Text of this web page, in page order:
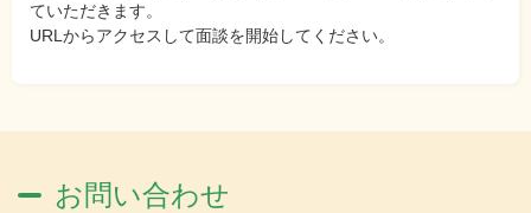
ていただきます。
URLからアクセスして面談を開始してください。
お問い合わせ